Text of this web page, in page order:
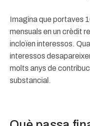
Imagina que portaves
mensuals en un crèdit
incloïen interessos.
interessos
molts anys de
substancial.